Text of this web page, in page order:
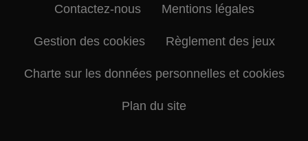
Contactez-nous Mentions légales
Gestion des cookies Règlement des jeux
Charte sur les données personnelles et cookies
Plan du site